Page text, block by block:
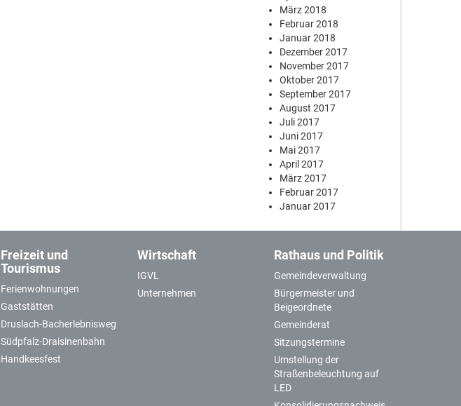
März 2018
Februar 2018
Januar 2018
Dezember 2017
November 2017
Oktober 2017
September 2017
August 2017
Juli 2017
Juni 2017
Mai 2017
April 2017
März 2017
Februar 2017
Januar 2017
Freizeit und
Tourismus
Ferienwohnungen
Gaststätten
Druslach-Bacherlebnisweg
Südpfalz-Draisinenbahn
Handkeesfest
Wirtschaft
IGVL
Unternehmen
Rathaus und Politik
Gemeindeverwaltung
Bürgermeister und
Beigeordnete
Gemeinderat
Sitzungstermine
Umstellung der
Straßenbeleuchtung auf
LED